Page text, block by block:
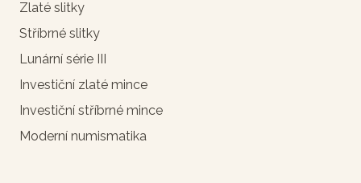
Zlaté slitky
Stříbrné slitky
Lunární série III
Investiční zlaté mince
Investiční stříbrné mince
Moderní numismatika